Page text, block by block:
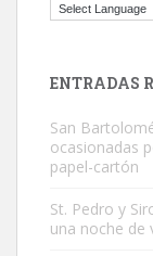
El ayuntamiento
ENTRADAS
San
ocasionadas
papel-cartón
St. Pedro y
una noche de